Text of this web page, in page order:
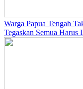
Warga Papua Tengah
Tegaskan Semua Harus